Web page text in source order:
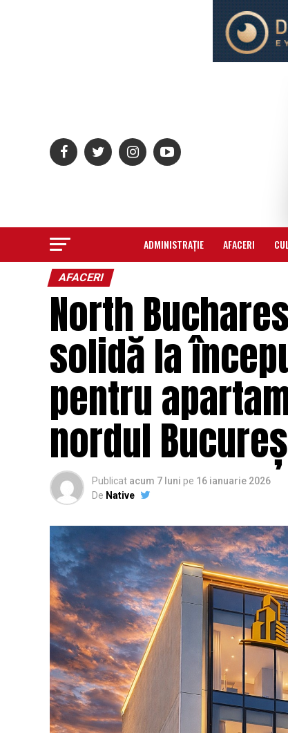
ADMINISTRAȚIE AFACERI
AFACERI
North
solidă la
pentru
nordul
Publicat acum 7 luni pe 16 ianuarie 2026
De Native